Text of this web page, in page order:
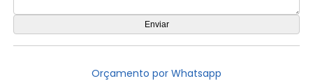
Orçamento por Whatsapp